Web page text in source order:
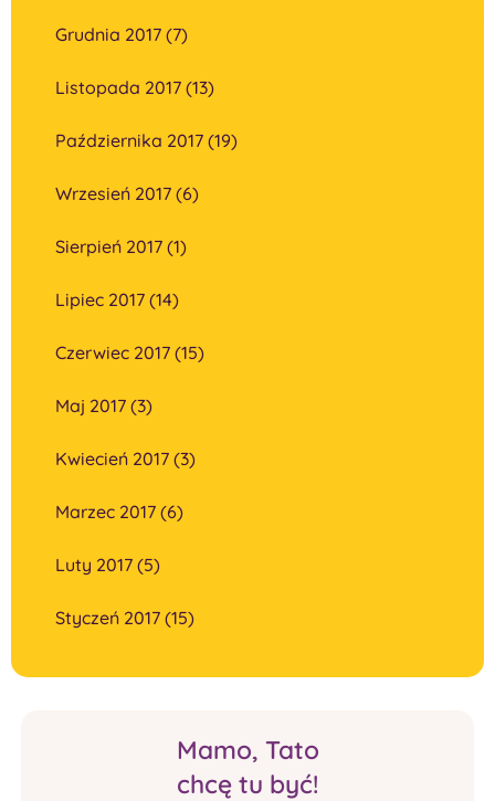
Grudnia 2017 (7)
Listopada 2017 (13)
Października 2017 (19)
Wrzesień 2017 (6)
Sierpień 2017 (1)
Lipiec 2017 (14)
Czerwiec 2017 (15)
Maj 2017 (3)
Kwiecień 2017 (3)
Marzec 2017 (6)
Luty 2017 (5)
Styczeń 2017 (15)
Mamo, Tato
chcę tu być!